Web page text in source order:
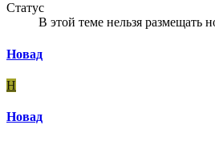
Статус
В этой теме нельзя размещать
Новад
Н
Новад